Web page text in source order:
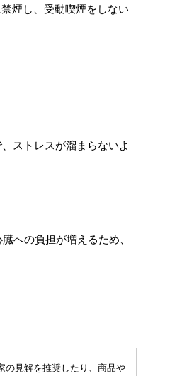
煙し、受動喫煙をしない
ストレスが溜まらないよ
への負担が増えるため、
の見解を推奨したり、商品や